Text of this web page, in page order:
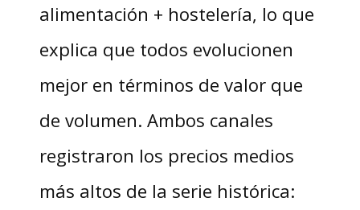
alimentación + hostelería, lo que
explica que todos evolucionen
mejor en términos de valor que
de volumen. Ambos canales
registraron los precios medios
más altos de la serie histórica: